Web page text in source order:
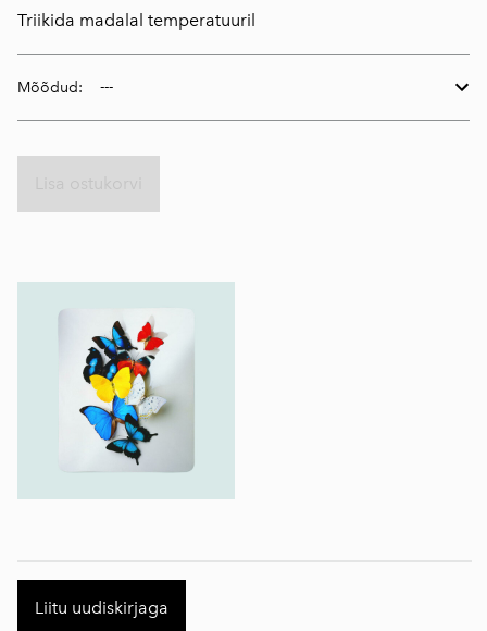
Triikida madalal temperatuuril
Mõõdud:
Liitu uudiskirjaga